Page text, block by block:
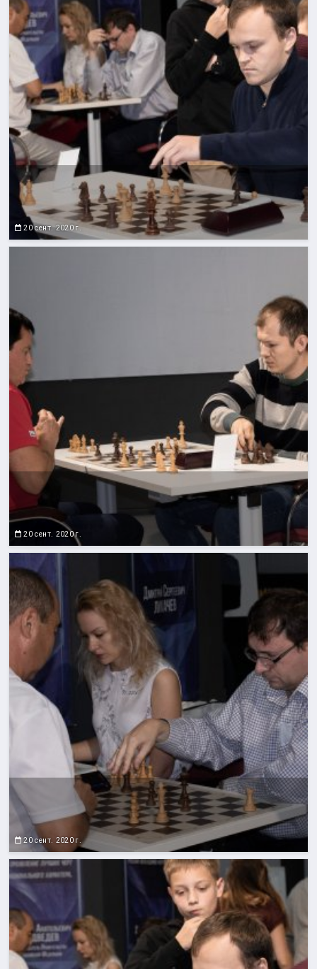
20 сент. 2020 г.
20 сент. 2020 г.
20 сент. 2020 г.